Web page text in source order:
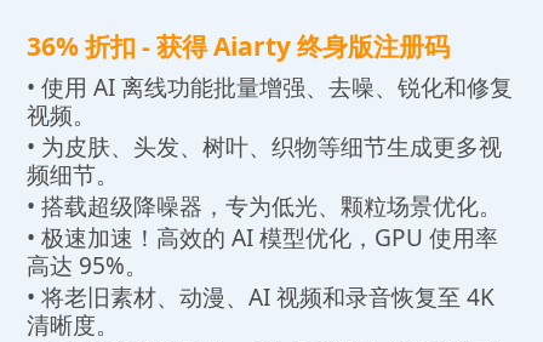
36% 折扣 - 获得 Aiarty 终身版注册码
• 使用 AI 离线功能批量增强、去噪、锐化和修复
视频。
• 为皮肤、头发、树叶、织物等细节生成更多视
频细节。
• 搭载超级降噪器，专为低光、颗粒场景优化。
• 极速加速！高效的 AI 模型优化，GPU 使用率
高达 95%。
• 将老旧素材、动漫、AI 视频和录音恢复至 4K
清晰度。